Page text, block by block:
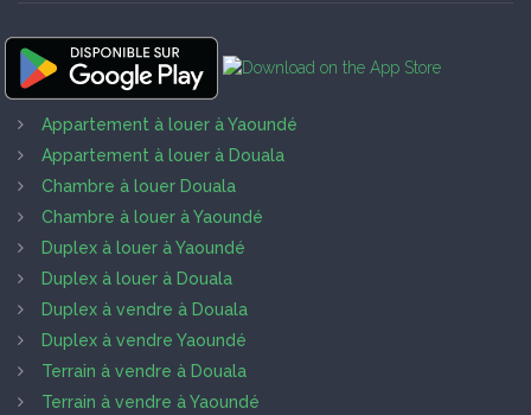
Appartement à louer à Yaoundé
Appartement à louer à Douala
Chambre à louer Douala
Chambre à louer à Yaoundé
Duplex à louer à Yaoundé
Duplex à louer à Douala
Duplex à vendre à Douala
Duplex à vendre Yaoundé
Terrain à vendre à Douala
Terrain à vendre à Yaoundé